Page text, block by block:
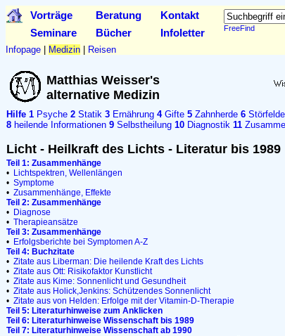
Vorträge Beratung Kontakt
FreeFind
Seminare Bücher Infoletter
Infopage Medizin Reisen
Matthias Weisser's
alternative Medizin
Hilfe 1 Psyche 2 Statik 3 Ernährung 4Gifte 5 Zahnherde 6
8 heilende Informationen 9 Selbstheilung 10 Diagnostik 11
Licht - Heilkraft des Lichts - Literatur bis 1989
Teil 1: Zusammenhänge
• Lichtspektren, Wellenlängen
• Symptome
• Zusammenhänge, Effekte
Teil 2: Zusammenhänge
• Diagnose
• Therapieansätze
Teil 3: Zusammenhänge
• Erfolgsberichte bei Symptomen A-Z
Teil 4: Buchzitate
• Zitate aus Liberman: Die heilende Kraft des Lichts
• Zitate aus Ott: Risikofaktor Kunstlicht
• Zitate aus Kime: Sonnenlicht und Gesundheit
• Zitate aus Holick,Jenkins: Schützendes Sonnenlicht
• Zitate aus von Helden: Erfolge mit der Vitamin-D-Therapie
Teil 5: Literaturhinweise zum Anklicken
Teil 6: Literaturhinweise Wissenschaft bis 1989
Teil 7: Literaturhinweise Wissenschaft ab 1990